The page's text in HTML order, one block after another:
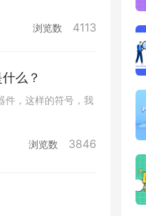
一时间和您对
浏览数 4113
么？
件，这样的符号，我
浏览数 3846